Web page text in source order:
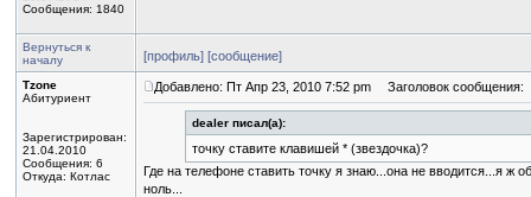
Сообщения: 1840
Вернуться к
началу
[профиль] [сообщение]
Tzone
Абитуриент
Зарегистрирован:
21.04.2010
Сообщения: 6
Откуда: Котлас
Добавлено: Пт Апр 23, 2010 7:52 pm Заголовок сообщения:
dealer писал(а):
точку ставите клавишей * (звездочка)?
Где на телефоне ставить точку я знаю...она не вводится...я ж
ноль...